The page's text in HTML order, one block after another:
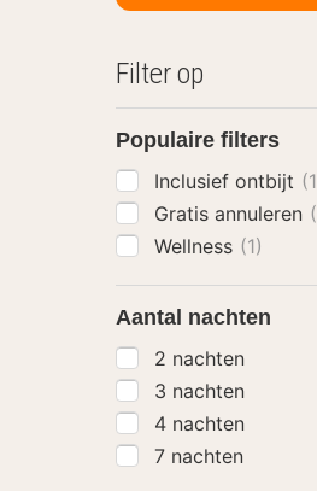
Filter op
Populaire filters
Inclusief ontbijt
Gratis annuleren
Wellness (1)
Aantal nachten
2 nachten
3 nachten
4 nachten
7 nachten